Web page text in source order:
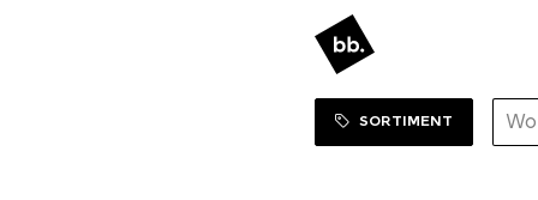
ZUM SHOP
SORTIMENT